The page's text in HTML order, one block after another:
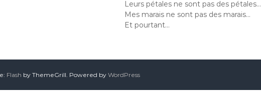
Leurs pétales ne sont pas des pétales…
Mes marais ne sont pas des marais…
Et pourtant…
Flash by ThemeGrill. Powered by WordPress